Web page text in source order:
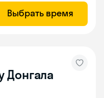
Выбрать время
Донгала